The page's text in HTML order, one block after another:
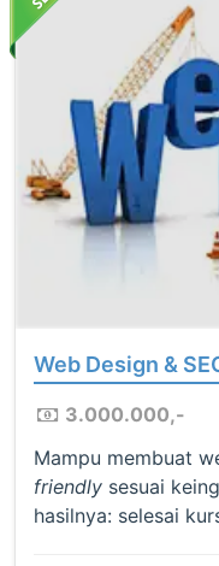
Web Design &
3.000.000,-
Mampu membuat
friendly sesuai
hasilnya: selesai